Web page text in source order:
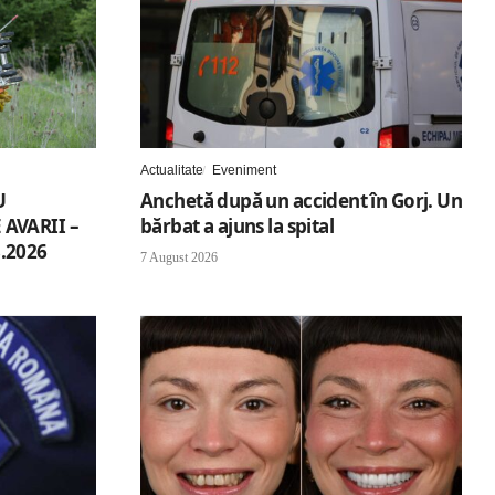
AVARII –
Actualitate Eveniment
Anchetă după un accident în Gorj. Un
bărbat a ajuns la spital
7 August 2026